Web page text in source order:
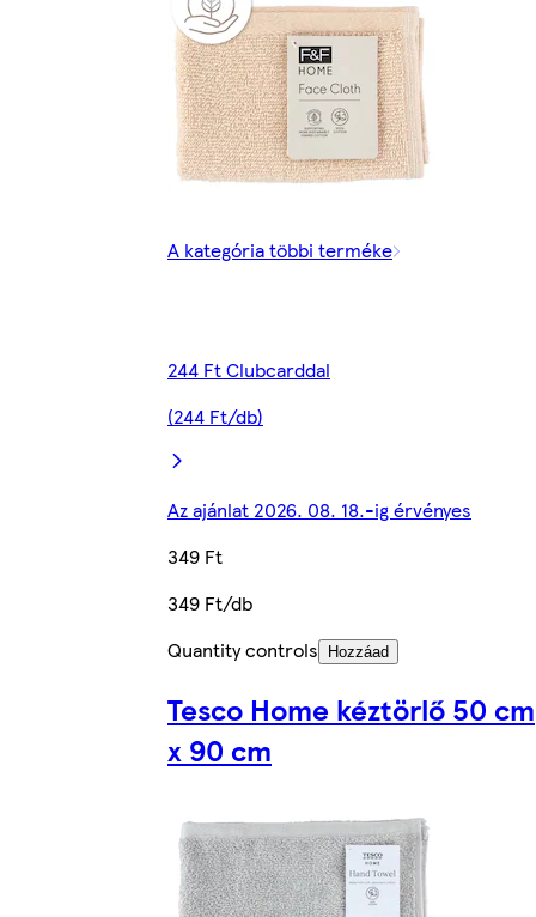
A kategória többi terméke
244 Ft Clubcarddal
(244 Ft/db)
Az ajánlat 2026. 08. 18.-ig érvényes
349 Ft
349 Ft/db
Quantity controls
Hozzáad
Tesco Home kéztörlő 50 cm
x 90 cm